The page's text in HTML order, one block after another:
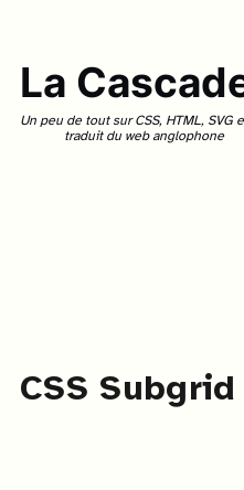
La
Un peu de tout sur CSS, HTML, SVG
traduit du web anglophone
CSS Subgrid